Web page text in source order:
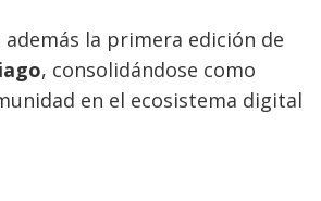
además la primera edición de
, consolidándose como
en el ecosistema digital